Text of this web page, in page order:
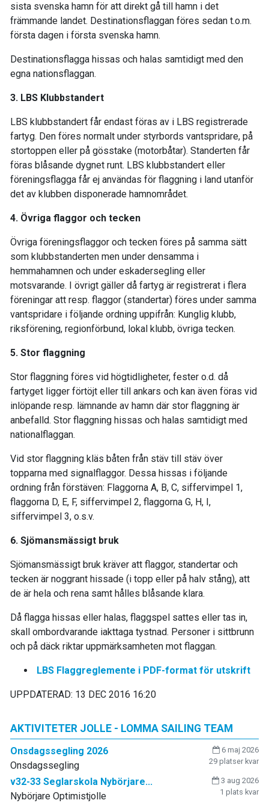
sista svenska hamn för att direkt gå till hamn i det
främmande landet. Destinationsflaggan föres sedan t.o.m.
första dagen i första svenska hamn.
Destinationsflagga hissas och halas samtidigt med den
egna nationsflaggan.
3. LBS Klubbstandert
LBS klubbstandert får endast föras av i LBS registrerade
fartyg. Den föres normalt under styrbords vantspridare, på
stortoppen eller på gösstake (motorbåtar). Standerten får
föras blåsande dygnet runt. LBS klubbstandert eller
föreningsflagga får ej användas för flaggning i land utanför
det av klubben disponerade hamnområdet.
4. Övriga flaggor och tecken
Övriga föreningsflaggor och tecken föres på samma sätt
som klubbstanderten men under densamma i
hemmahamnen och under eskadersegling eller
motsvarande. I övrigt gäller då fartyg är registrerat i flera
föreningar att resp. flaggor (standertar) föres under samma
vantspridare i följande ordning uppifrån: Kunglig klubb,
riksförening, regionförbund, lokal klubb, övriga tecken.
5. Stor flaggning
Stor flaggning föres vid högtidligheter, fester o.d. då
fartyget ligger förtöjt eller till ankars och kan även föras vid
inlöpande resp. lämnande av hamn där stor flaggning är
anbefalld. Stor flaggning hissas och halas samtidigt med
nationalflaggan.
Vid stor flaggning kläs båten från stäv till stäv över
topparna med signalflaggor. Dessa hissas i följande
ordning från förstäven: Flaggorna A, B, C, siffervimpel 1,
flaggorna D, E, F, siffervimpel 2, flaggorna G, H, I,
siffervimpel 3, o.s.v.
6. Sjömansmässigt bruk
Sjömansmässigt bruk kräver att flaggor, standertar och
tecken är noggrant hissade (i topp eller på halv stång), att
de är hela och rena samt hålles blåsande klara.
Då flagga hissas eller halas, flaggspel sattes eller tas in,
skall ombordvarande iakttaga tystnad. Personer i sittbrunn
och på däck riktar uppmärksamheten mot flaggan.
LBS Flaggreglemente i PDF-format för utskrift
UPPDATERAD: 13 DEC 2016 16:20
AKTIVITETER JOLLE - LOMMA SAILING TEAM
Onsdagssegling 2026
6 maj 2026
29 platser kvar
Onsdagssegling
v32-33 Seglarskola Nybörjare...
3 aug 2026
1 plats kvar
Nybörjare Optimistjolle